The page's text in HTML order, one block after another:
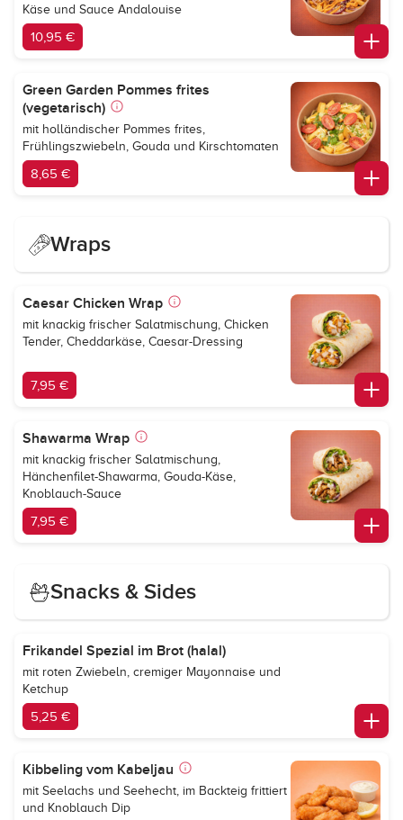
Käse und Sauce Andalouise
10,95 €
Green Garden Pommes frites
(vegetarisch)
mit holländischer Pommes frites,
Frühlingszwiebeln, Gouda und Kirschtomaten
8,65 €
Wraps
Caesar Chicken Wrap
mit knackig frischer Salatmischung, Chicken
Tender, Cheddarkäse, Caesar-Dressing
7,95 €
Shawarma Wrap
mit knackig frischer Salatmischung,
Hänchenfilet-Shawarma, Gouda-Käse,
Knoblauch-Sauce
7,95 €
Snacks & Sides
Frikandel Spezial im Brot (halal)
mit roten Zwiebeln, cremiger Mayonnaise und
Ketchup
5,25 €
Kibbeling vom Kabeljau
mit Seelachs und Seehecht, im Backteig frittiert
und Knoblauch Dip